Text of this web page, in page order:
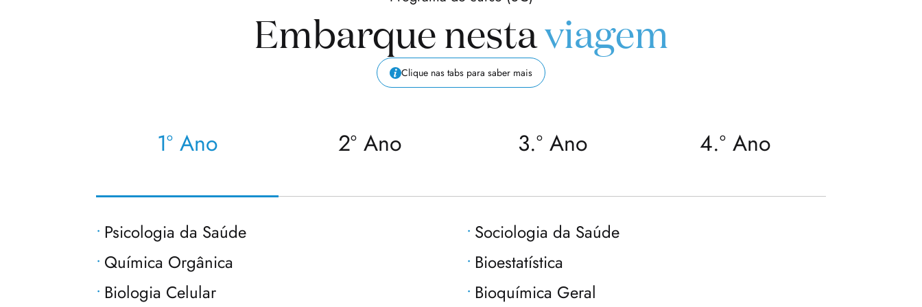
Embarque nestaviagem
Clique nas tabs para saber mais
1º Ano 2º Ano 3.º Ano 4.º Ano
Psicologia da Saúde
Química Orgânica
Biologia Celular
Sociologia da Saúde
Bioestatística
Bioquímica Geral